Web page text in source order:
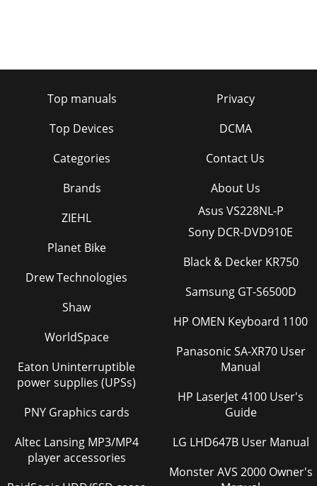
Top manuals
Top Devices
Categories
Brands
Privacy
DCMA
Contact Us
About Us
ZIEHL
Planet Bike
Drew Technologies
Shaw
WorldSpace
Eaton Uninterruptible
power supplies (UPSs)
PNY Graphics cards
Altec Lansing MP3/MP4
player accessories
Asus VS228NL-P
Sony DCR-DVD910E
Black & Decker KR750
Samsung GT-S6500D
HP OMEN Keyboard 1100
Panasonic SA-XR70 User
Manual
HP LaserJet 4100 User's
Guide
LG LHD647B User Manual
Monster AVS 2000 Owner's